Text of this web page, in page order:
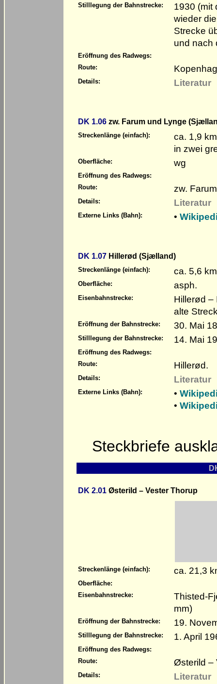
Stilllegung der Bahnstrecke:
1930 (mit
wieder
Strecke
und nach
Eröffnung des Radwegs:
Route:
Details: Literatur
DK 1.06 zw. Farum und Lynge
Streckenlänge (einfach):
ca. 1,9 km
in zwei
Oberfläche: wg
Eröffnung des Radwegs:
Route:
zw.
Details: Literatur
Externe Links (Bahn): •
DK 1.07 Hillerød (Sjælland)
Streckenlänge (einfach): ca. 5,6 km
Oberfläche: asph.
Eisenbahnstrecke:
Hillerød
alte
Eröffnung der Bahnstrecke: 30. Mai
Stilllegung der Bahnstrecke: 14. Mai
Eröffnung des Radwegs:
Route:
Hillerød.
Details: Literatur
Externe Links (Bahn): •
•
Steckbriefe
DK 2.01 Østerild – Vester Thorup
Streckenlänge (einfach): ca. 21,3
Oberfläche:
Eisenbahnstrecke:
Thisted-
mm)
Eröffnung der Bahnstrecke: 19.
Stilllegung der Bahnstrecke: 1. April
Eröffnung des Radwegs:
Route:
Østerild –
Details: Literatur